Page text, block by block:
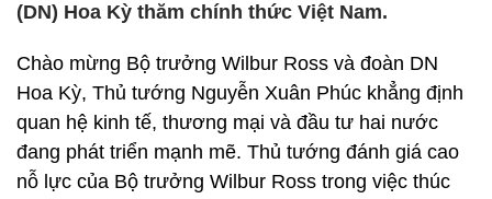
(DN) Hoa Kỳ thăm chính thức Việt Nam.
Chào mừng Bộ trưởng Wilbur Ross và đoàn DN
Hoa Kỳ, Thủ tướng Nguyễn Xuân Phúc khẳng định
quan hệ kinh tế, thương mại và đầu tư hai nước
đang phát triển mạnh mẽ. Thủ tướng đánh giá cao
nỗ lực của Bộ trưởng Wilbur Ross trong việc thúc